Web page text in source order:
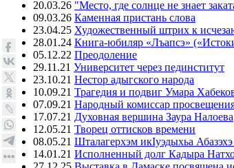
20.03.26 "Место, где солнце не знает
09.03.26 Каменная пристань слова
23.04.25 Художественный штрих к
28.01.24 Книга-юбиляр «Лъапсэ»
05.12.22 Преодоление
29.11.21 Университет через пединститут
23.10.21 Нестор адыгского народа
10.09.21 Трагедия и подвиг Умара
07.09.21 Народный комиссар
17.07.21 Духовная вершина Заура Налоева
12.05.21 Творец оттисков времени
08.05.21 Шталагерхэм икIуэдыхьа
14.01.21 Исполненный долг Кадыра